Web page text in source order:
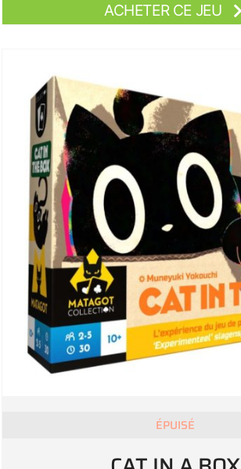
ACHETER CE JEU
ÉPUISÉ